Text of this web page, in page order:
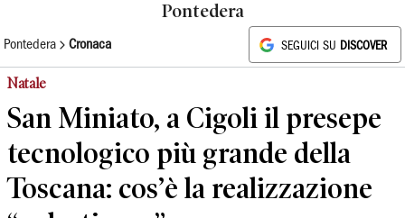
Pontedera
Pontedera Cronaca SEGUICI SU DISCOVER
Natale
San Miniato, a Cigoli il presepe
tecnologico più grande della
Toscana: cos’è la realizzazione